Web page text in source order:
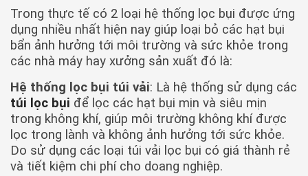
Trong thực tế có 2 loại hệ thống lọc bụi được ứng
dụng nhiều nhất hiện nay giúp loại bỏ các hạt bụi
bẩn ảnh hưởng tới môi trường và sức khỏe trong
các nhà máy hay xưởng sản xuất đó là:
Hệ thống lọc bụi túi vải: Là hệ thống sử dụng các
túi lọc bụi để lọc các hạt bụi mịn và siêu mịn
trong không khí, giúp môi trường không khí được
lọc trong lành và không ảnh hưởng tới sức khỏe.
Do sử dụng các loại túi vải lọc bụi có giá thành rẻ
và tiết kiệm chi phí cho doang nghiệp.